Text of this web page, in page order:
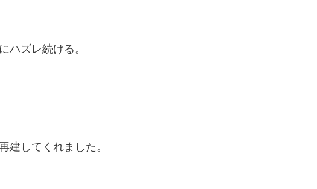
ハズレ続ける。
建してくれました。